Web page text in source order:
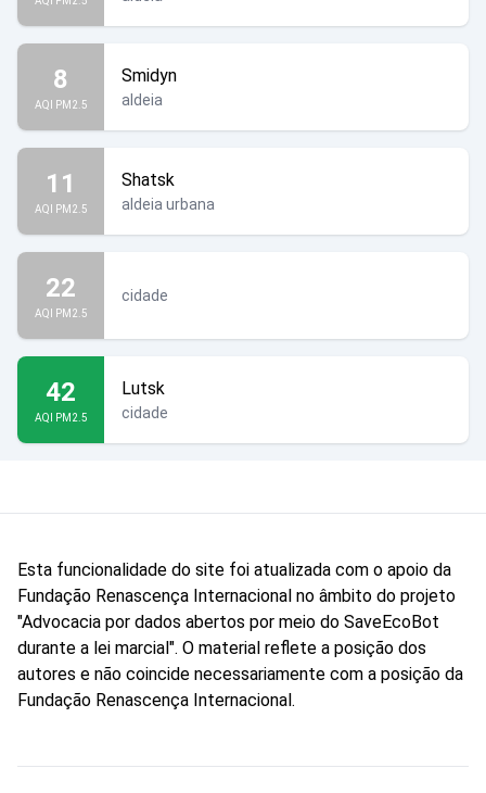
8
AQI PM2.5
Smidyn
aldeia
11
AQI PM2.5
Shatsk
aldeia urbana
22
AQI PM2.5
cidade
42
AQI PM2.5
Lutsk
cidade
Esta funcionalidade do site foi atualizada com o apoio da
Fundação Renascença Internacional no âmbito do projeto
"Advocacia por dados abertos por meio do SaveEcoBot
durante a lei marcial". O material reflete a posição dos
autores e não coincide necessariamente com a posição da
Fundação Renascença Internacional.